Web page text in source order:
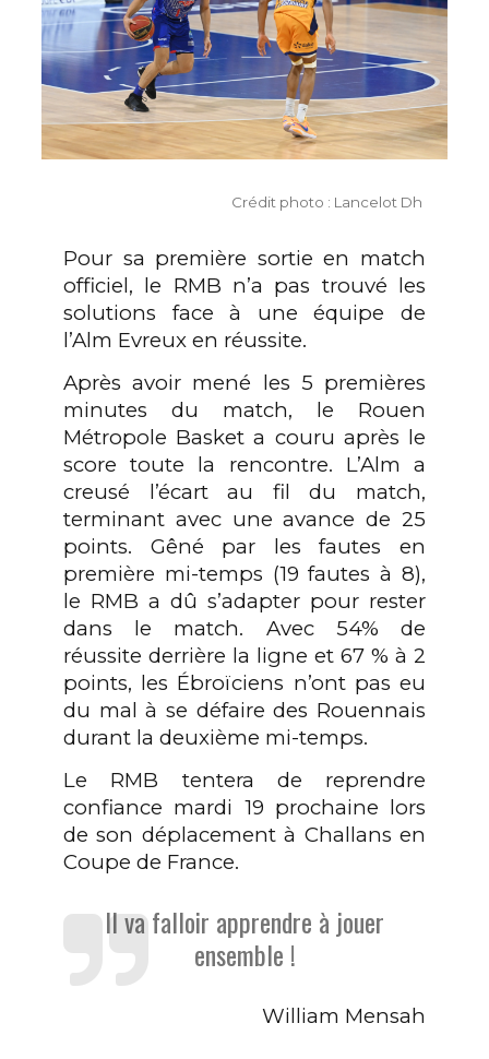
Crédit photo : Lancelot Dh
Pour sa première sortie en match
officiel, le RMB n’a pas trouvé les
solutions face à une équipe de
l’Alm Evreux en réussite.
Après avoir mené les 5 premières
minutes du match, le Rouen
Métropole Basket a couru après le
score toute la rencontre. L’Alm a
creusé l’écart au fil du match,
terminant avec une avance de 25
points. Gêné par les fautes en
première mi-temps (19 fautes à 8),
le RMB a dû s’adapter pour rester
dans le match. Avec 54% de
réussite derrière la ligne et 67 % à 2
points, les Ébroïciens n’ont pas eu
du mal à se défaire des Rouennais
durant la deuxième mi-temps.
Le RMB tentera de reprendre
confiance mardi 19 prochaine lors
de son déplacement à Challans en
Coupe de France.
Il va falloir apprendre à jouer
ensemble !
William Mensah
0
1
2
3
0
1
2
3
4
5
1
2
31